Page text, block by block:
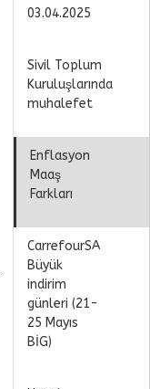
03.04.2025
Sivil Toplum
Kuruluşlarında
muhalefet
Enflasyon
Maaş
Farkları
CarrefourSA
Büyük
indirim
günleri (21-
25 Mayıs
BİG)